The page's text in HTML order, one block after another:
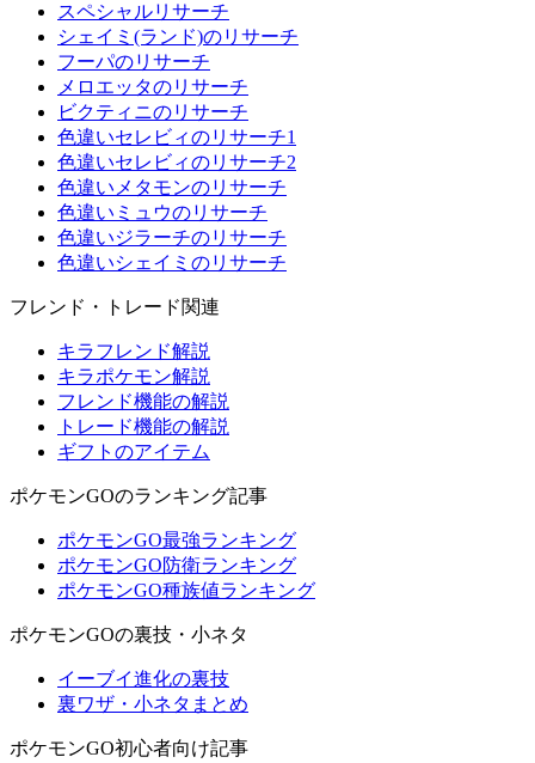
スペシャルリサーチ
シェイミ(ランド)のリサーチ
フーパのリサーチ
メロエッタのリサーチ
ビクティニのリサーチ
色違いセレビィのリサーチ1
色違いセレビィのリサーチ2
色違いメタモンのリサーチ
色違いミュウのリサーチ
色違いジラーチのリサーチ
色違いシェイミのリサーチ
フレンド・トレード関連
キラフレンド解説
キラポケモン解説
フレンド機能の解説
トレード機能の解説
ギフトのアイテム
ポケモンGOのランキング記事
ポケモンGO最強ランキング
ポケモンGO防衛ランキング
ポケモンGO種族値ランキング
ポケモンGOの裏技・小ネタ
イーブイ進化の裏技
裏ワザ・小ネタまとめ
ポケモンGO初心者向け記事